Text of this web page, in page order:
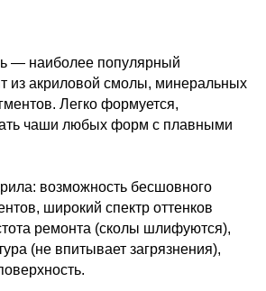
— наиболее популярный
из акриловой смолы, минеральных
Легко формуется,
чаши любых форм с плавными
возможность бесшовного
широкий спектр оттенков
ремонта (сколы шлифуются),
(не впитывает загрязнения),